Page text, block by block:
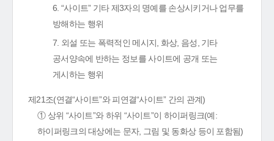
6. “사이트” 기타 제3자의 명예를 손상시키거나 업무를
방해하는 행위
7. 외설 또는 폭력적인 메시지, 화상, 음성, 기타
공서양속에 반하는 정보를 사이트에 공개 또는
게시하는 행위
제21조(연결“사이트”와 피연결“사이트” 간의 관계)
① 상위 “사이트”와 하위 “사이트”이 하이퍼링크(예:
하이퍼링크의 대상에는 문자, 그림 및 동화상 등이 포함됨)